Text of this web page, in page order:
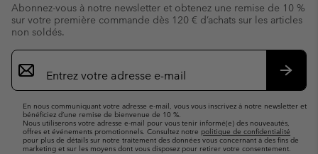
Abonnez-vous à notre newsletter et obtenez une remise de 10 %
sur votre première commande dès 120 € d’achats sur les articles
non soldés.
Inscription
par
e-
En nous communiquant votre adresse e-mail, vous vous inscrivez à notre newsletter et
bénéficiez d’une remise de bienvenue de 10 %.
Nous utiliserons votre adresse e-mail pour vous tenir informé(e) des nouveautés,
offres et événements promotionnels. Consultez notre politique de confidentialité
pour plus de détails sur notre traitement des données vous concernant à des fins de
marketing et sur les moyens dont vous disposez pour retirer votre consentement.